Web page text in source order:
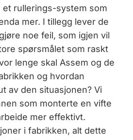
rullerings-system som
mer. I tillegg lever de
noe feil, som igjen vil
spørsmålet som raskt
lenge skal Assem og de
og hvordan
av den situasjonen? Vi
som monterte en vifte
mer effektivt.
i fabrikken, alt dette